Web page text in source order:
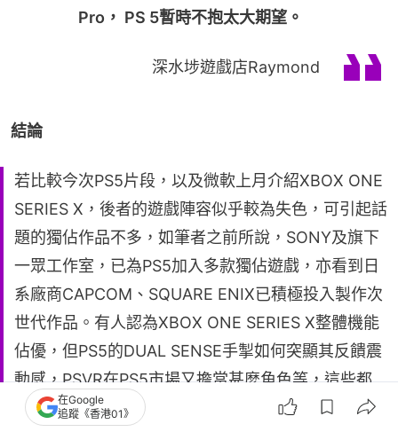
Pro， PS 5暫時不抱太大期望。
深水埗遊戲店Raymond
結論
若比較今次PS5片段，以及微軟上月介紹XBOX ONE
SERIES X，後者的遊戲陣容似乎較為失色，可引起話
題的獨佔作品不多，如筆者之前所說，SONY及旗下
一眾工作室，已為PS5加入多款獨佔遊戲，亦看到日
系廠商CAPCOM、SQUARE ENIX已積極投入製作次
世代作品。有人認為XBOX ONE SERIES X整體機能
佔優，但PS5的DUAL SENSE手掣如何突顯其反饋震
動感，PSVR在PS5市場又擔當甚麼角色等，這些都
有機會令PS5在表現上「反勝」XBOX陣營，更莫論
在Google
追蹤《香港01》